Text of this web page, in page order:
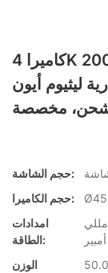
كاميرا 4K تحت الماء، وزن 50 كجم لمسافة 200
بطارية ليثيوم أيون
مخصصة
حجم الشاشة:
حجم الكاميرا:
امدادات
الطاقة:
بطارية ليثيوم أيون قابلة لإعادة الشحن بسعة 8800 مللي
أمبير
الوزن